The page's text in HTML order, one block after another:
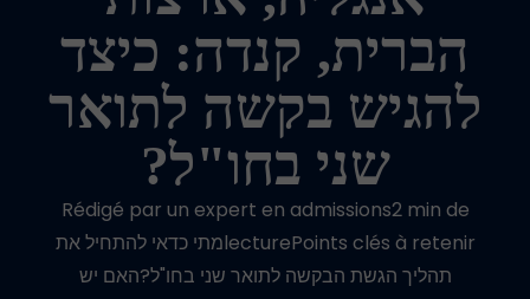
הברית, קנדה: כיצד
להגיש בקשה לתואר
שני בחו"ל?
Rédigé par un expert en admissions2 min de
lecturePoints clés à retenirמתי כדאי להתחיל את
תהליך הגשת הבקשה לתואר שני בחו"ל?האם יש